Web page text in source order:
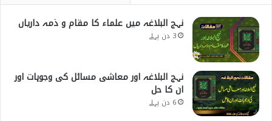
نہج البلاغہ میں علماء کا مقام و ذمہ داریاں
3 دن پہلے
نہج البلاغہ اور معاشی مسائل کی وجوہات اور
ان کا حل
6 دن پہلے